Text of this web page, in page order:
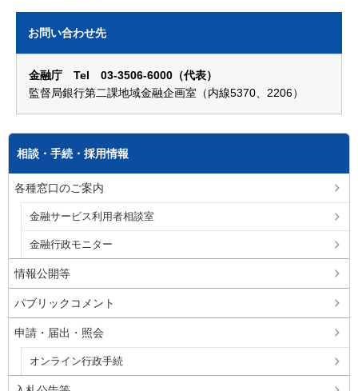
お問い合わせ先
金融庁 Tel 03-3506-6000（代表）
監督局銀行第二課地域金融企画室（内線5370、2206）
相談・手続・採用情報
各種窓口のご案内
金融サービス利用者相談室
金融行政モニター
情報公開等
パブリックコメント
申請・届出・照会
オンライン行政手続